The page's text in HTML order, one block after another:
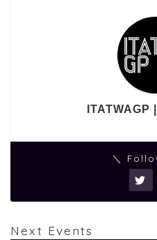
ITATWAGP
＼
Next Events